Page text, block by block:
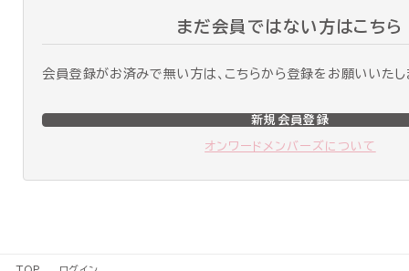
まだ会員ではない方はこちら
会員登録がお済みで無い方は、こちらから登録をお願いいたし
新規会員登録
オンワードメンバーズについて